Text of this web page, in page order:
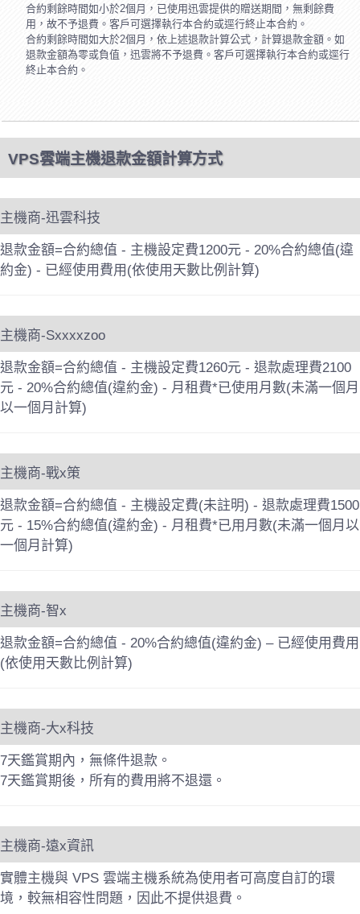
合約剩餘時間如小於2個月，已使用迅雲提供的贈送期間，無剩餘費
用，故不予退費。客戶可選擇執行本合約或逕行終止本合約。
合約剩餘時間如大於2個月，依上述退款計算公式，計算退款金額。如
退款金額為零或負值，迅雲將不予退費。客戶可選擇執行本合約或逕行
終止本合約。
VPS雲端主機退款金額計算方式
主機商-迅雲科技
退款金額=合約總值 - 主機設定費1200元 - 20%合約總值(違
約金) - 已經使用費用(依使用天數比例計算)
主機商-Sxxxxzoo
退款金額=合約總值 - 主機設定費1260元 - 退款處理費2100
元 - 20%合約總值(違約金) - 月租費*已使用月數(未滿一個月
以一個月計算)
主機商-戰x策
退款金額=合約總值 - 主機設定費(未註明) - 退款處理費1500
元 - 15%合約總值(違約金) - 月租費*已用月數(未滿一個月以
一個月計算)
主機商-智x
退款金額=合約總值 - 20%合約總值(違約金) – 已經使用費用
(依使用天數比例計算)
主機商-大x科技
7天鑑賞期內，無條件退款。
7天鑑賞期後，所有的費用將不退還。
主機商-遠x資訊
實體主機與 VPS 雲端主機系統為使用者可高度自訂的環
境，較無相容性問題，因此不提供退費。